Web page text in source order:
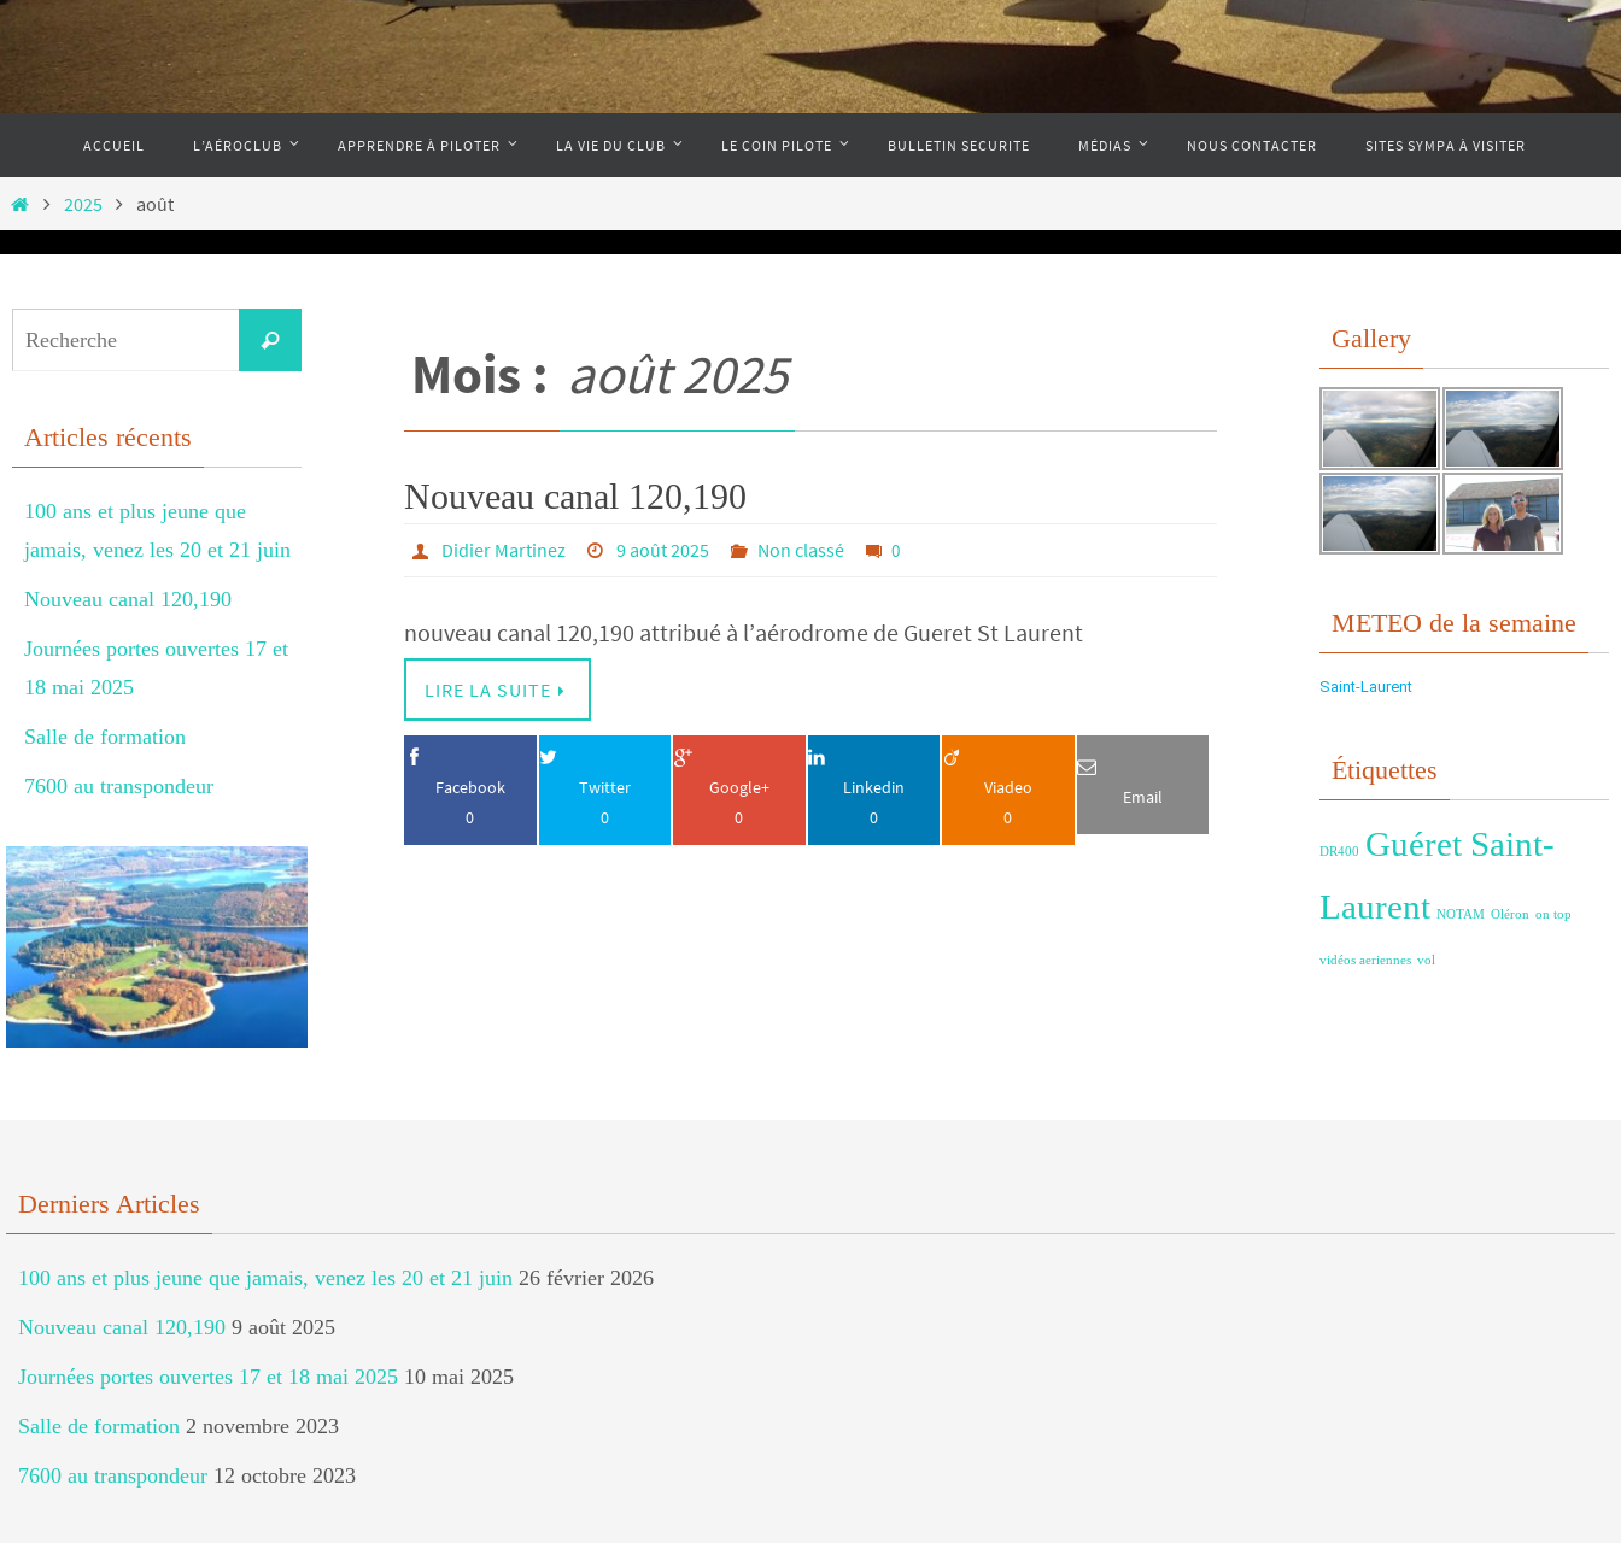
contenu
ACCUEIL L’AÉROCLUB APPRENDRE À PILOTER LA VIE DU CLUB LE COIN PILOTE BULLETIN SECURITE MÉDIAS NOUS CONTACTER SITES SYMPA À VISITER
Home2025 août
Mois : août 2025
Nouveau canal 120,190
Didier Martinez 9 août 2025 Non classé 0
nouveau canal 120,190 attribué à l’aérodrome de Gueret St Laurent
LIRE LA SUITE
Facebook
0
Twitter
0
Google+
0
Linkedin
0
Viadeo
0
Email
for:
Recherche
Articles récents
100 ans et plus jeune que
jamais, venez les 20 et 21 juin
Nouveau canal 120,190
Journées portes ouvertes 17 et
18 mai 2025
Salle de formation
7600 au transpondeur
Gallery
METEO de la semaine
Saint-Laurent
Étiquettes
DR400
Guéret Saint-
Laurent NOTAM Oléron on top
vidéos aeriennes vol
Derniers Articles
100 ans et plus jeune que jamais, venez les 20 et 21 juin 26 février 2026
Nouveau canal 120,190 9 août 2025
Journées portes ouvertes 17 et 18 mai 2025 10 mai 2025
Salle de formation 2 novembre 2023
7600 au transpondeur 12 octobre 2023